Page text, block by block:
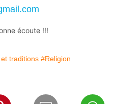
écoute !!!
traditions #Religion